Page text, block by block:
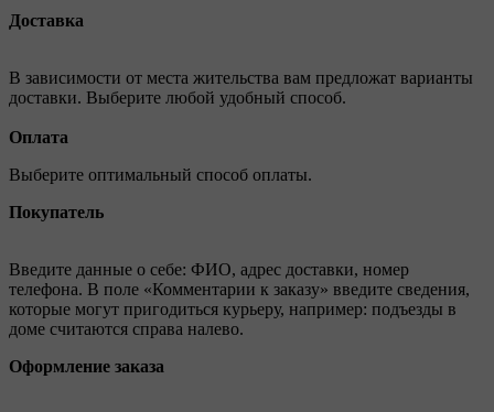
Доставка
В зависимости от места жительства вам предложат варианты
доставки. Выберите любой удобный способ.
Оплата
Выберите оптимальный способ оплаты.
Покупатель
Введите данные о себе: ФИО, адрес доставки, номер
телефона. В поле «Комментарии к заказу» введите сведения,
которые могут пригодиться курьеру, например: подъезды в
доме считаются справа налево.
Оформление заказа